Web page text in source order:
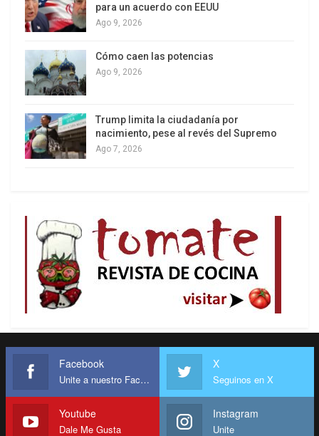
Los latinos le van dando la espalda a Trump
para un acuerdo con EEUU
Ago 9, 2026
Cómo caen las potencias
Ago 9, 2026
Trump limita la ciudadanía por
nacimiento, pese al revés del Supremo
Ago 7, 2026
Facebook
Unite a nuestro Facebook
X
Seguinos en X
Youtube
Dale Me Gusta
Instagram
Unite